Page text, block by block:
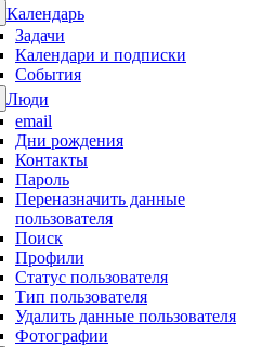
Календарь
Задачи
Календари и подписки
События
Люди
email
Дни рождения
Контакты
Пароль
Переназначить данные
пользователя
Поиск
Профили
Статус пользователя
Тип пользователя
Удалить данные пользователя
Фотографии